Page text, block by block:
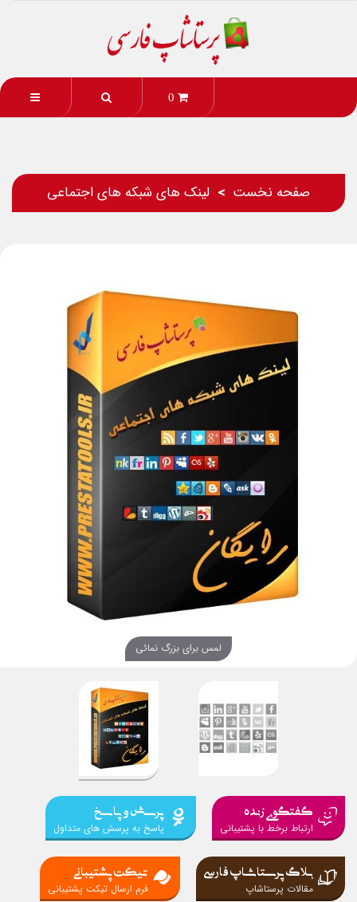
0
صفحه نخست لینک های شبکه های اجتماعی
لمس برای بزرگ نمائی
گفتگوی زنده
ارتباط برخط با پشتیبانی
پرسش و پاسخ
پاسخ به پرسش های متداول
بلاگ پرستاشاپ فارسی
مقالات پرستاشاپ
تیکت پشتیبانی
فرم ارسال تیکت پشتیبانی